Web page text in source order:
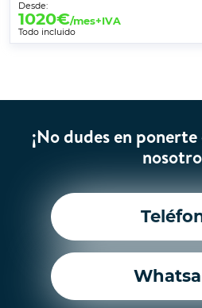
Desde:
1020€/mes+IVA
Todo incluido
¡No dudes en